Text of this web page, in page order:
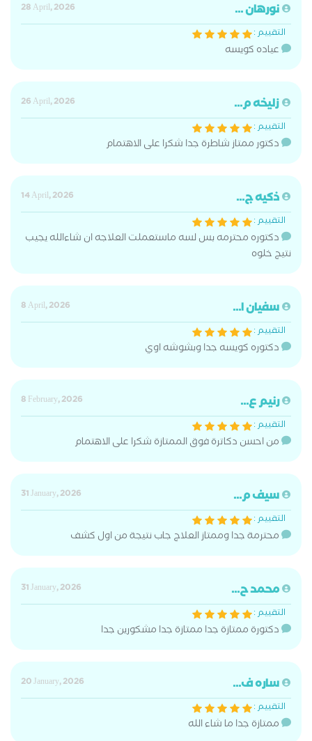
نورهان ...
28 April, 2026
التقييم :
عياده كويسه
زليخه م...
26 April, 2026
التقييم :
دكتور ممتاز شاطرة جدا شكرا على الاهتمام
ذكيه ج...
14 April, 2026
التقييم :
دكتوره محترمه بس لسه ماستعملت العلاجه ان شاءالله يجيب
نتيج خلوه
سفيان ا...
8 April, 2026
التقييم :
دكتوره كويسه جدا وبشوشه اوي
رنيم ع...
8 February, 2026
التقييم :
من احسن دكاترة فوق الممتازة شكرا على الاهتمام
سيف م...
31 January, 2026
التقييم :
محترمة جدا وممتاز العلاج جاب نتيجة من اول كشف
محمد ح...
31 January, 2026
التقييم :
دكتورة ممتازة جدا ممتازة جدا مشكورين جدا
ساره ف...
20 January, 2026
التقييم :
ممتازة جدا ما شاء الله